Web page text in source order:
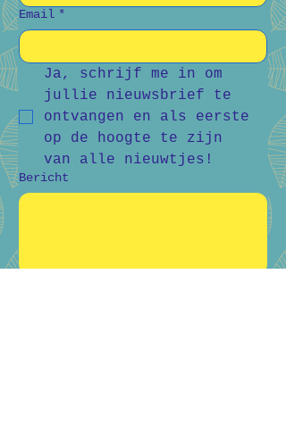
Email *
Ja, schrijf me in om
jullie nieuwsbrief te
ontvangen en als eerste
op de hoogte te zijn
van alle nieuwtjes!
Bericht